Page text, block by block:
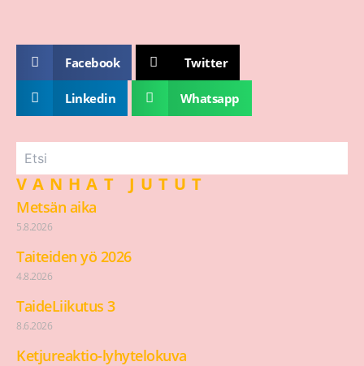
Facebook Twitter
Linkedin Whatsapp
VANHAT JUTUT
Metsän aika
5.8.2026
Taiteiden yö 2026
4.8.2026
TaideLiikutus 3
8.6.2026
Ketjureaktio-lyhytelokuva